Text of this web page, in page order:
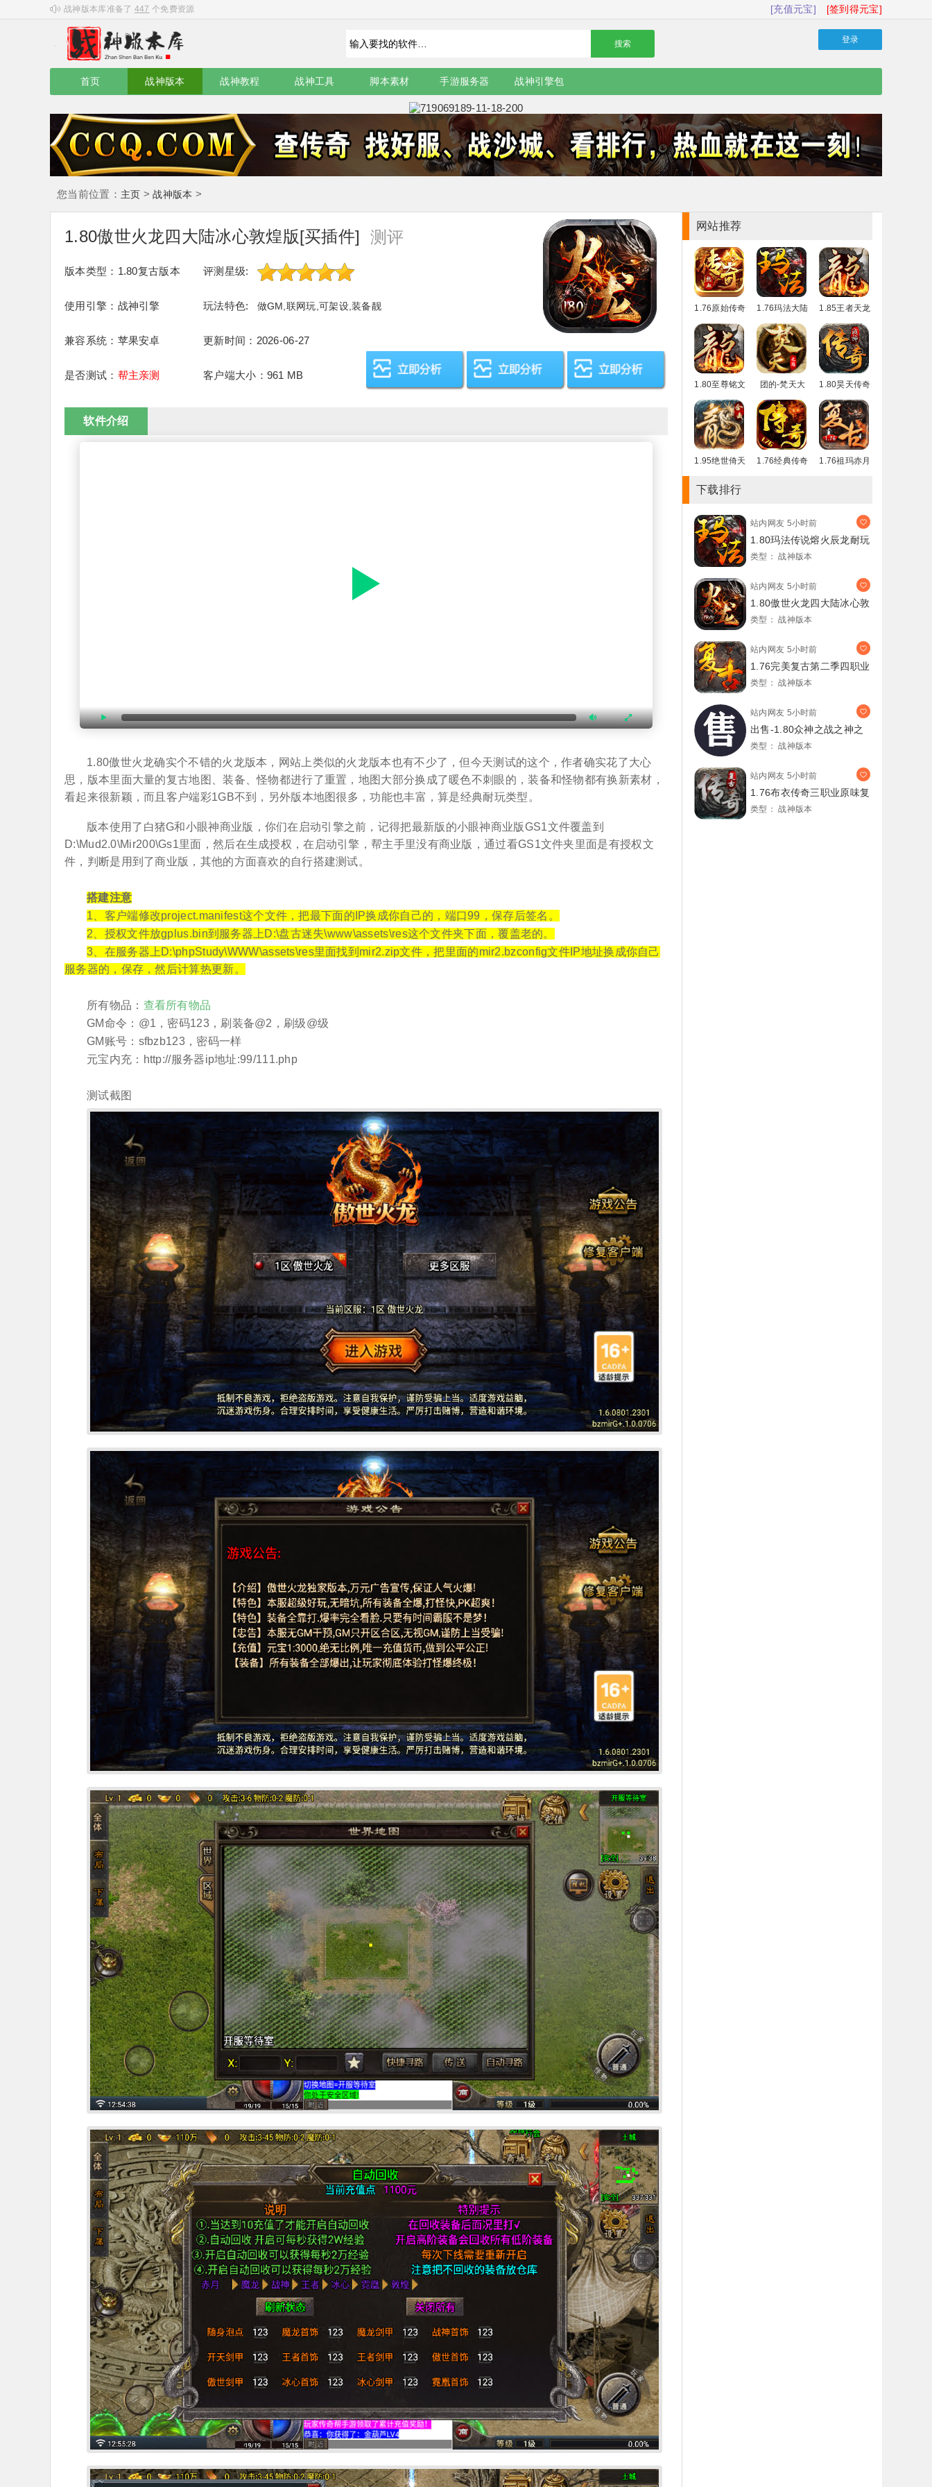
战神版本库准备了 447 个免费资源 [签到得元宝]
[充值元宝]
搜索 登录
首页 战神版本 战神教程 战神工具 脚本素材 手游服务器 战神引擎包
您当前位置： 主页 >战神版本 >
1.80傲世火龙四大陆冰心敦煌版[买插件] 测评
版本类型：1.80复古版本 评测星级:
使用引擎：战神引擎 玩法特色: 做GM,联网玩,可架设,装备靓
兼容系统：苹果安卓 更新时间：2026-06-27
是否测试： 帮主亲测 客户端大小：961 MB
软件介绍
1.80傲世火龙确实个不错的火龙版本，网站上类似的火龙版本也有不少了，但今天测试的这个，作者确实花了大心
思，版本里面大量的复古地图、装备、怪物都进行了重置，地图大部分换成了暖色不刺眼的，装备和怪物都有换新素材，
看起来很新颖，而且客户端彩1GB不到，另外版本地图很多，功能也丰富，算是经典耐玩类型。
版本使用了白猪G和小眼神商业版，你们在启动引擎之前，记得把最新版的小眼神商业版GS1文件覆盖到
D:\Mud2.0\Mir200\Gs1里面，然后在生成授权，在启动引擎，帮主手里没有商业版，通过看GS1文件夹里面是有授权文
件，判断是用到了商业版，其他的方面喜欢的自行搭建测试。
搭建注意
1、客户端修改project.manifest这个文件，把最下面的IP换成你自己的，端口99，保存后签名。
2、授权文件放gplus.bin到服务器上D:\盘古迷失\www\assets\res这个文件夹下面，覆盖老的。
3、在服务器上D:\phpStudy\WWW\assets\res里面找到mir2.zip文件，把里面的mir2.bzconfig文件IP地址换成你自己
服务器的，保存，然后计算热更新。
所有物品： 查看所有物品
GM命令：@1，密码123，刷装备@2，刷级@级
GM账号：sfbzb123，密码一样
元宝内充：http://服务器ip地址:99/111.php
测试截图
网站推荐
1.76原始传奇
1.76玛法大陆
1.85王者天龙
1.80至尊铭文
团的-梵天大
季
1.80昊天传奇
1.95绝世倚天
1.76经典传奇
1.76祖玛赤月
下载排行
站内网友 5小时前
1.80玛法传说熔火辰龙耐玩
类型： 战神版本
站内网友 5小时前
1.80傲世火龙四大陆冰心敦
类型： 战神版本
站内网友 5小时前
1.76完美复古第二季四职业
类型： 战神版本
站内网友 5小时前
出售-1.80众神之战之神之
宝
类型： 战神版本
站内网友 5小时前
1.76布衣传奇三职业原味复
类型： 战神版本